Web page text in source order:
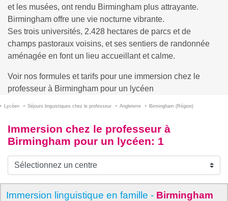
et les musées, ont rendu Birmingham plus attrayante.
Birmingham offre une vie nocturne vibrante.
Ses trois universités, 2.428 hectares de parcs et de
champs pastoraux voisins, et ses sentiers de randonnée
aménagée en font un lieu accueillant et calme.
Voir nos formules et tarifs pour une immersion chez le
professeur à Birmingham pour un lycéen
Lycéen Séjours linguistiques chez le professeur Angleterre Birmingham (Région)
Immersion chez le professeur à
Birmingham pour un lycéen: 1
Immersion linguistique en famille - Birmingham